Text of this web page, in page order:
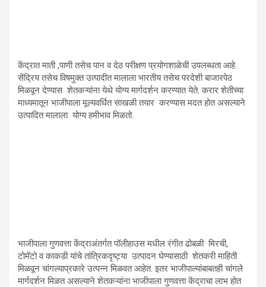
केंद्रात माती ,पाणी तसेच पान व देठ परीक्षण प्रयोगशाळेची उपलब्धता आहे.
सेंद्रिय तसेच विषमुक्त उत्पादीत मालाला भारतीय तसेच परदेशी बाजारपेठ
मिळवून देण्यास शेतकऱ्यांना येथे योग्य मार्गदर्शन करण्यात येते. करार शेतीच्या
माध्यमातून भाजीपाला मूल्यवर्धित साखळी तयार करण्यास मदत होत असल्याने
उत्पादित मालाला योग्य हमीभाव मिळतो.
भाजीपाला गुणवत्ता केंद्राअंतर्गत पॉलीहाउस मधील रंगीत ढोबळी मिरची,
टोमॅटो व काकडी यांचे तांत्रिकदृष्ट्या उत्पादन घेण्यासाठी शेतकरी माहिती
मिळवून चांगल्याप्रकारे उत्पन्न मिळवत आहेत. इतर भाजीपाल्यांबाबतही चांगले
मार्गदर्शन मिळत असल्याने शेतकऱ्यांना भाजीपाला गुणवत्ता केंद्राचा लाभ होत